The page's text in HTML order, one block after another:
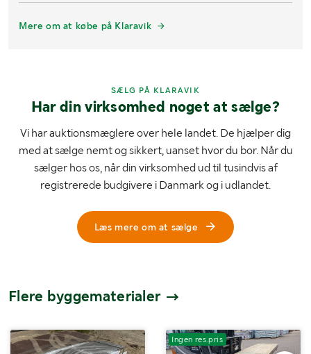
Mere om at købe på Klaravik
SÆLG PÅ KLARAVIK
Har din virksomhed noget at sælge?
Vi har auktionsmæglere over hele landet. De hjælper dig
med at sælge nemt og sikkert, uanset hvor du bor. Når du
sælger hos os, når din virksomhed ud til tusindvis af
registrerede budgivere i Danmark og i udlandet.
Læs mere om at sælge
Flere byggematerialer
Ingen res.pris